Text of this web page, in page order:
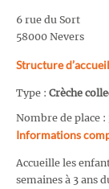
6 rue du Sort
58000 Nevers
Structure d’accueil
Type : Crèche
Nombre de place :
Informations
Accueille les
semaines à 3 ans